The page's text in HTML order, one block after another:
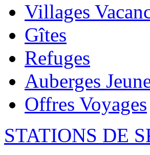
Villages
Gîtes
Refuges
Auberges
Offres Voyages
STATIONS DE